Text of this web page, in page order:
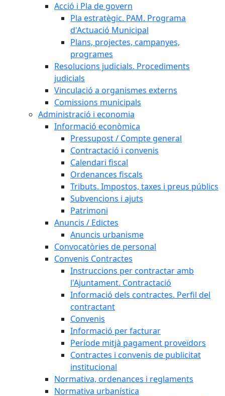
Acció i Pla de govern
Pla estratègic. PAM. Programa
d'Actuació Municipal
Plans, projectes, campanyes,
programes
Resolucions judicials. Procediments
judicials
Vinculació a organismes externs
Comissions municipals
Administració i economia
Informació econòmica
Pressupost / Compte general
Contractació i convenis
Calendari fiscal
Ordenances fiscals
Tributs. Impostos, taxes i preus públics
Subvencions i ajuts
Patrimoni
Anuncis / Edictes
Anuncis urbanisme
Convocatòries de personal
Convenis Contractes
Instruccions per contractar amb
l'Ajuntament. Contractació
Informació dels contractes. Perfil del
contractant
Convenis
Informació per facturar
Període mitjà pagament proveïdors
Contractes i convenis de publicitat
institucional
Normativa, ordenances i reglaments
Normativa urbanística